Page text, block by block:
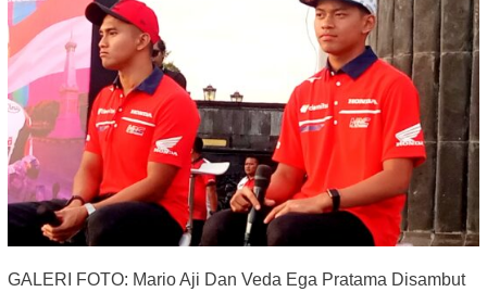
GALERI FOTO: Mario Aji Dan Veda Ega Pratama Disambut